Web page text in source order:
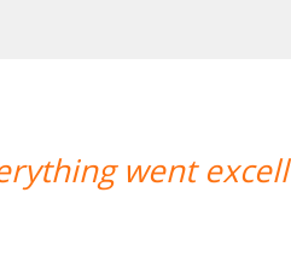
relationship
one for me.””